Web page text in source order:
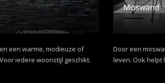
een warme, modieuze of
iedere woonstijl geschikt.
Moswand
Door een
leven. Ook helpt